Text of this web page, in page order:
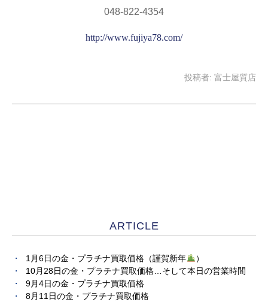
048-822-4354
http://www.fujiya78.com/
投稿者: 富士屋質店
ARTICLE
1月6日の金・プラチナ買取価格（謹賀新年
）
10月28日の金・プラチナ買取価格…そして本日の営業時間
9月4日の金・プラチナ買取価格
8月11日の金・プラチナ買取価格